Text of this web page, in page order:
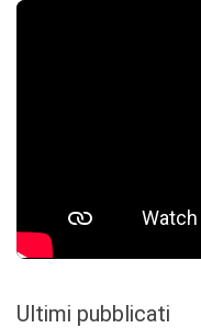
Ultimi pubblicati